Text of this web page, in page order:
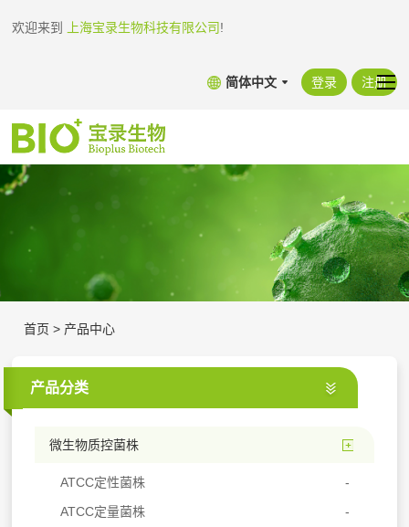
欢迎来到 上海宝录生物科技有限公司!
简体中文 登录 注册
首页 > 产品中心
产品分类
微生物质控菌株
ATCC定性菌株
ATCC定量菌株